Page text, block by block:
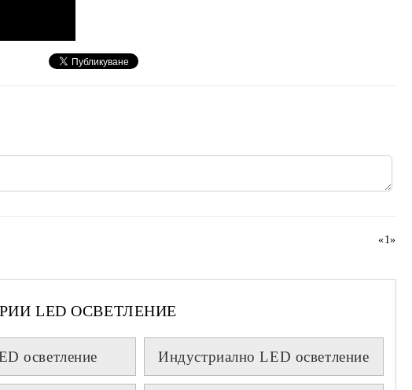
«1»
LED ОСВЕТЛЕНИЕ
осветление Индустриално LED осветление